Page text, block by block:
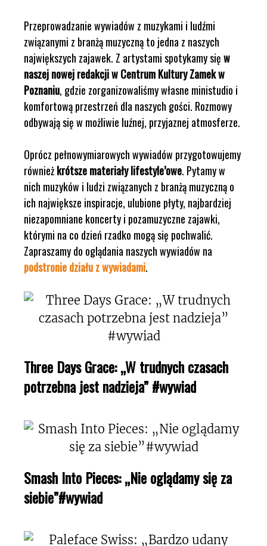
Przeprowadzanie wywiadów z muzykami i ludźmi
związanymi z branżą muzyczną to jedna z naszych
największych zajawek. Z artystami spotykamy sięw
naszej nowej redakcji w Centrum Kultury Zamek w
Poznaniu, gdzie zorganizowaliśmy własne ministudio i
komfortową przestrzeń dla naszych gości. Rozmowy
odbywają się w możliwie luźnej, przyjaznej atmosferze.
Oprócz pełnowymiarowych wywiadów przygotowujemy
równieżkrótsze materiały lifestyle’owe. Pytamy w
nich muzyków i ludzi związanych z branżą muzyczną o
ich największe inspiracje, ulubione płyty, najbardziej
niezapomniane koncerty i pozamuzyczne zajawki,
którymi na co dzień rzadko mogą się pochwalić.
Zapraszamy do oglądania naszych wywiadów na
podstronie działu z wywiadami.
Three Days Grace: „W trudnych czasach
potrzebna jest nadzieja” #wywiad
Smash Into Pieces: „Nie oglądamy się za
siebie”#wywiad